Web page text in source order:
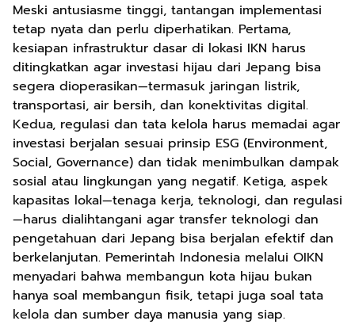
Meski antusiasme tinggi, tantangan implementasi
tetap nyata dan perlu diperhatikan. Pertama,
kesiapan infrastruktur dasar di lokasi IKN harus
ditingkatkan agar investasi hijau dari Jepang bisa
segera dioperasikan—termasuk jaringan listrik,
transportasi, air bersih, dan konektivitas digital.
Kedua, regulasi dan tata kelola harus memadai agar
investasi berjalan sesuai prinsip ESG (Environment,
Social, Governance) dan tidak menimbulkan dampak
sosial atau lingkungan yang negatif. Ketiga, aspek
kapasitas lokal—tenaga kerja, teknologi, dan regulasi
—harus dialihtangani agar transfer teknologi dan
pengetahuan dari Jepang bisa berjalan efektif dan
berkelanjutan. Pemerintah Indonesia melalui OIKN
menyadari bahwa membangun kota hijau bukan
hanya soal membangun fisik, tetapi juga soal tata
kelola dan sumber daya manusia yang siap.